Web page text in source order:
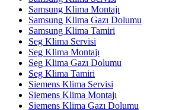
Samsung Klima Montajı
Samsung Klima Gazı Dolumu
Samsung Klima Tamiri
Seg Klima Servisi
Seg Klima Montajı
Seg Klima Gazı Dolumu
Seg Klima Tamiri
Siemens Klima Servisi
Siemens Klima Montajı
Siemens Klima Gazı Dolumu